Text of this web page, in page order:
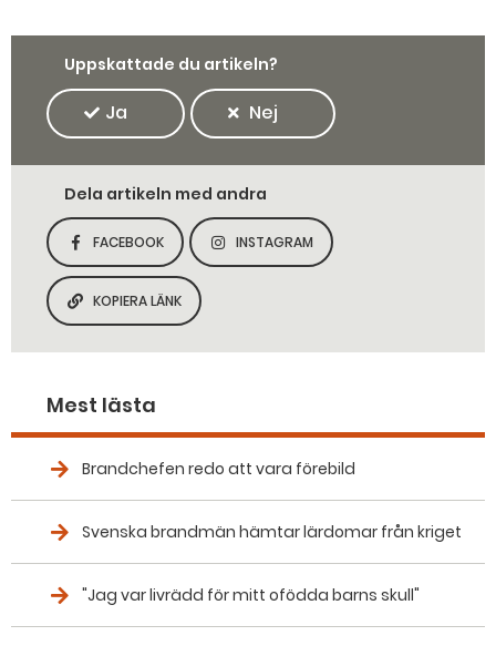
Uppskattade du artikeln?
Ja Nej
Dela artikeln med andra
DELA SIDAN PÅ
FACEBOOK
DELA SIDAN PÅ
INSTAGRAM
KOPIERA SIDANS LÄNK
KOPIERA LÄNK
Mest lästa
Brandchefen redo att vara förebild
Svenska brandmän hämtar lärdomar från kriget
"Jag var livrädd för mitt ofödda barns skull"